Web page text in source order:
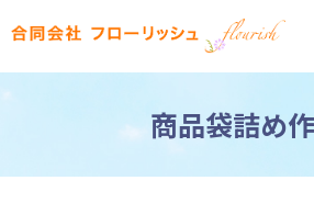
商品袋詰め